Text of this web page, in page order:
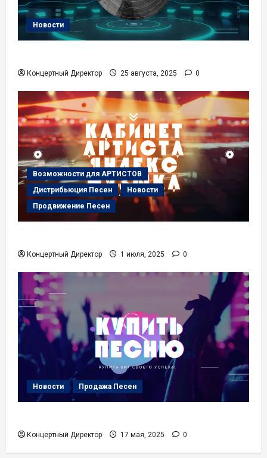
Новости
Концертный Директор 25 августа, 2025 0
Возможности для АРТИСТОВ
Дистрибьюция Песен
Новости
Продвижение Песен
Концертный Директор 1 июля, 2025 0
Новости Продажа Песен
Концертный Директор 17 мая, 2025 0